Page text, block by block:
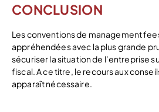
CONCLUSION
Les conventions de management
appréhendées avec la plus grande
sécuriser la situation de l’entreprise
fiscal. A ce titre, le recours aux
apparaît nécessaire.